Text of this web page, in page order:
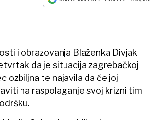
i obrazovanja Blaženka Divjak
da je situacija zagrebačkoj
ozbiljna te najavila da će joj
na raspolaganje svoj krizni tim